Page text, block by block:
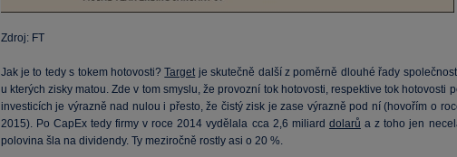
Zdroj: FT
Jak je to tedy s tokem hotovosti?Targetje skutečně další z poměrně dlouhé řady
u kterých zisky matou. Zde v tom smyslu, že provozní tok hotovosti, respektive tok hotovosti
investicích je výrazně nad nulou i přesto, že čistý zisk je zase výrazně pod ní (hovořím o
2015). Po CapEx tedy firmy v roce 2014 vydělala cca 2,6 miliard dolarů a z toho jen
polovina šla na dividendy. Ty meziročně rostly asi o 20 %.